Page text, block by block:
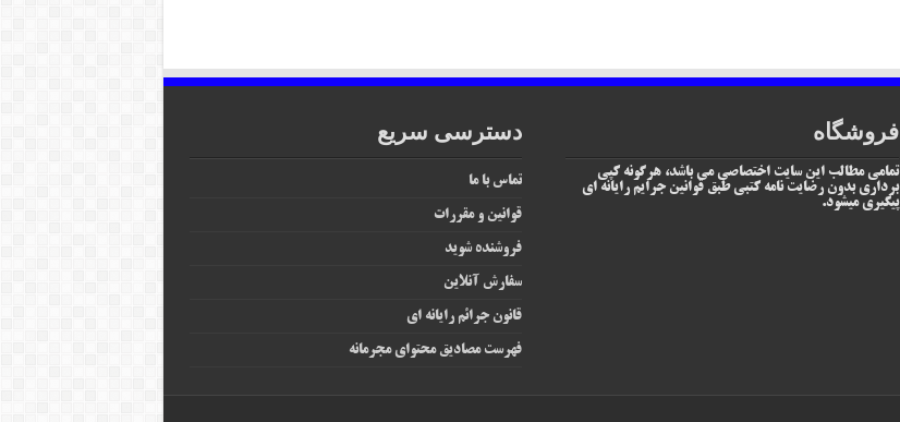
فروشگاه
تمامی مطالب این سایت اختصاصی می باشد، هرگونه کپی
برداری بدون رضایت نامه کتبی طبق قوانین جرایم رایانه ای
پیگیری میشود.
دسترسی سریع
تماس با ما
قوانین و مقررات
فروشنده شوید
سفارش آنلاین
قانون جرائم رایانه‌ ای
فهرست مصادیق محتوای مجرمانه